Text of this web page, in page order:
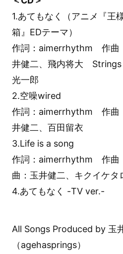
1.あてもなく（アニメ『王
箱』EDテーマ）
作詞：aimerrhythm 作曲
井健二、飛内将大
光一郎
2.空噪wired
作詞：aimerrhythm 作曲
井健二、百田留衣
3.Life is a song
作詞：aimerrhythm 作曲
曲：玉井健二、キクイケタ
4.あてもなく -TV ver.-
All Songs Produced by 玉
（agehasprings）